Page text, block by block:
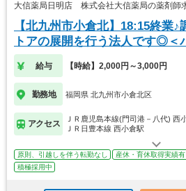
大信薬局日明店 株式会社大信薬局の薬剤師
【北九州市小倉北】18:15終業
トアの展開を行う法人です◎＜
給与 【時給】2,000円～3,000円
勤務地 福岡県 北九州市小倉北区
アクセス
ＪＲ鹿児島本線(門司港－八代) 西
ＪＲ日豊本線 西小倉駅
原則、引越しを伴う転勤なし 産休・育休取得実績有
積極採用中